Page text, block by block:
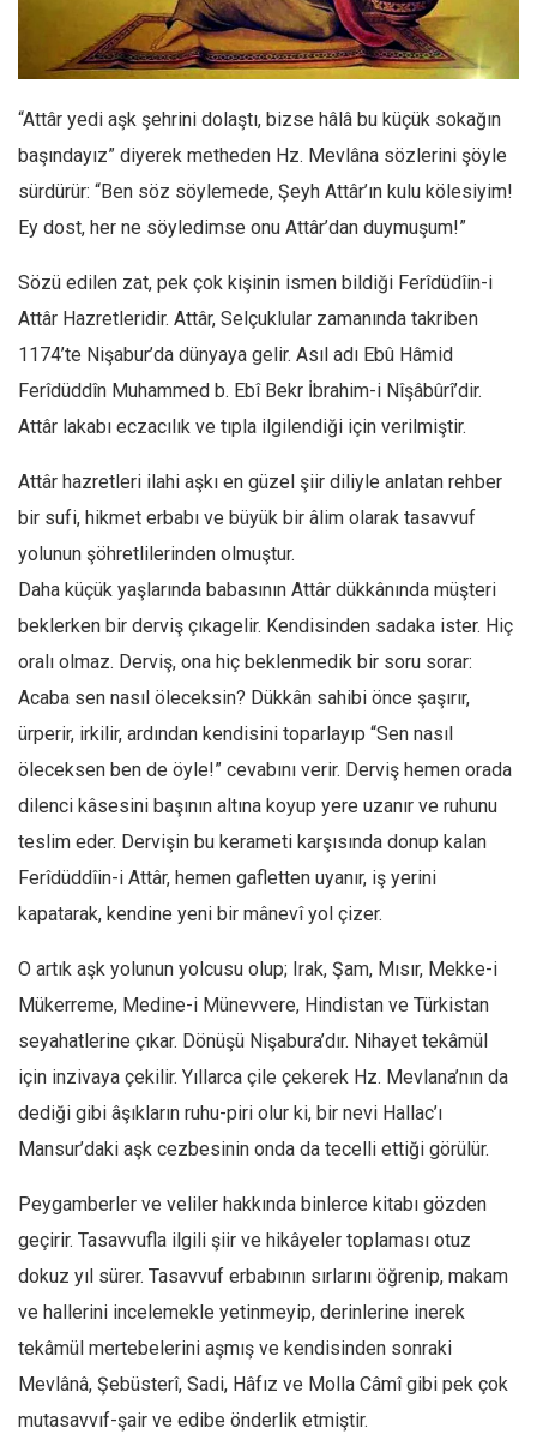
Facebook
Instagram
Editörden
Kemal Özer
Yvonne Ridley
Ömer Kayani
Yusuf Armağan
Abir E. Nahas
Amina S. Jenenkovic
Bağdagül Öz
Esra Elönü
» Yazar arşivi
Bu Sayı
Kategoriler
Kitap
7 soruda bu hafta
Ekonomi
Spor
Gıda-Beslenme
Hayat
Türkiye
Siyaset
Dünya
“Attâr yedi aşk şehrini dolaştı, bizse hâlâ bu küçük sokağın
başındayız” diyerek metheden Hz. Mevlâna sözlerini şöyle
sürdürür: “Ben söz söylemede, Şeyh Attâr’ın kulu kölesiyim!
Ey dost, her ne söyledimse onu Attâr’dan duymuşum!”
Sözü edilen zat, pek çok kişinin ismen bildiği Ferîdüdîin-i
Attâr Hazretleridir. Attâr, Selçuklular zamanında takriben
1174’te Nişabur’da dünyaya gelir. Asıl adı Ebû Hâmid
Ferîdüddîn Muhammed b. Ebî Bekr İbrahim-i Nîşâbûrî’dir.
Attâr lakabı eczacılık ve tıpla ilgilendiği için verilmiştir.
Attâr hazretleri ilahi aşkı en güzel şiir diliyle anlatan rehber
bir sufi, hikmet erbabı ve büyük bir âlim olarak tasavvuf
yolunun şöhretlilerinden olmuştur.
Daha küçük yaşlarında babasının Attâr dükkânında müşteri
beklerken bir derviş çıkagelir. Kendisinden sadaka ister. Hiç
oralı olmaz. Derviş, ona hiç beklenmedik bir soru sorar:
Acaba sen nasıl öleceksin? Dükkân sahibi önce şaşırır,
ürperir, irkilir, ardından kendisini toparlayıp “Sen nasıl
öleceksen ben de öyle!” cevabını verir. Derviş hemen orada
dilenci kâsesini başının altına koyup yere uzanır ve ruhunu
teslim eder. Dervişin bu kerameti karşısında donup kalan
Ferîdüddîin-i Attâr, hemen gafletten uyanır, iş yerini
kapatarak, kendine yeni bir mânevî yol çizer.
O artık aşk yolunun yolcusu olup; Irak, Şam, Mısır, Mekke-i
Mükerreme, Medine-i Münevvere, Hindistan ve Türkistan
seyahatlerine çıkar. Dönüşü Nişabura’dır. Nihayet tekâmül
için inzivaya çekilir. Yıllarca çile çekerek Hz. Mevlana’nın da
dediği gibi âşıkların ruhu-piri olur ki, bir nevi Hallac’ı
Mansur’daki aşk cezbesinin onda da tecelli ettiği görülür.
Peygamberler ve veliler hakkında binlerce kitabı gözden
geçirir. Tasavvufla ilgili şiir ve hikâyeler toplaması otuz
dokuz yıl sürer. Tasavvuf erbabının sırlarını öğrenip, makam
ve hallerini incelemekle yetinmeyip, derinlerine inerek
tekâmül mertebelerini aşmış ve kendisinden sonraki
Mevlânâ, Şebüsterî, Sadi, Hâfız ve Molla Câmî gibi pek çok
mutasavvıf-şair ve edibe önderlik etmiştir.